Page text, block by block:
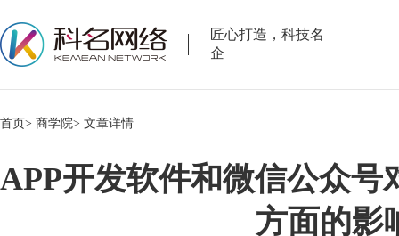
匠心打造，科技名
企
首页> 商学院> 文章详情
APP开发软件和微信公众号
方面的影